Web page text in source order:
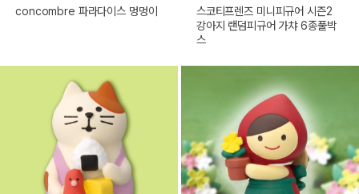
concombre 파라다이스 멍멍이
스코티프렌즈 미니피규어 시즌2
강아지 랜덤피규어 가챠 6종풀박
스